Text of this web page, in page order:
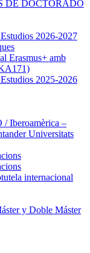
DE DOCTORADO
2026-2027
Erasmus+ amb
2025-2026
/ Iberoamèrica –
Universitats
internacional
y Doble Máster